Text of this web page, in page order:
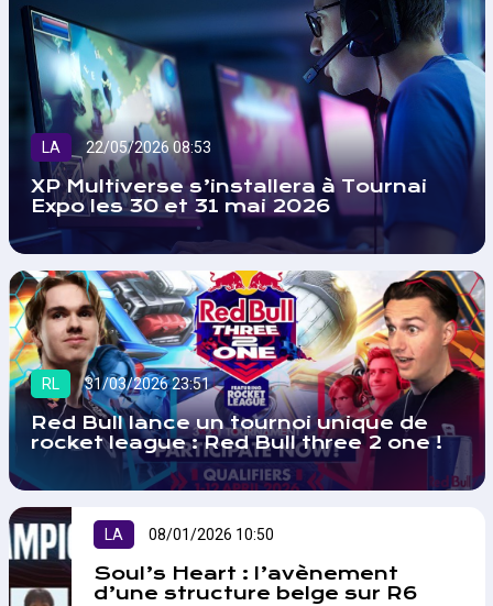
LA 22/05/2026 08:53
XP Multiverse s’installera à Tournai
Expo les 30 et 31 mai 2026
RL 31/03/2026 23:51
Red Bull lance un tournoi unique de
rocket league : Red Bull three 2 one !
LA 08/01/2026 10:50
Soul’s Heart : l’avènement
d’une structure belge sur R6